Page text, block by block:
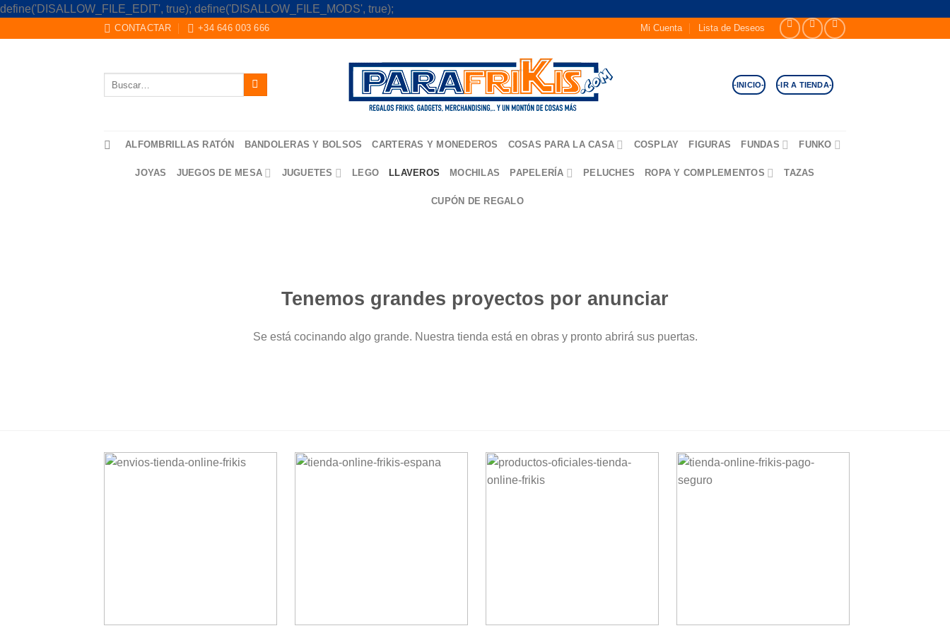
define('DISALLOW_FILE_EDIT', true); define('DISALLOW_FILE_MODS', true);
CONTACTAR +34 646 003 666 Mi Cuenta Lista de Deseos
-INICIO- -IR A TIENDA-
ALFOMBRILLAS RATÓN BANDOLERAS Y BOLSOS CARTERAS Y MONEDEROS COSAS PARA LA CASA COSPLAY FIGURAS FUNDAS FUNKO
JOYAS JUEGOS DE MESA JUGUETES LEGO LLAVEROS MOCHILAS PAPELERÍA PELUCHES ROPA Y COMPLEMENTOS TAZAS
CUPÓN DE REGALO
Tenemos grandes proyectos por anunciar
Se está cocinando algo grande. Nuestra tienda está en obras y pronto abrirá sus puertas.